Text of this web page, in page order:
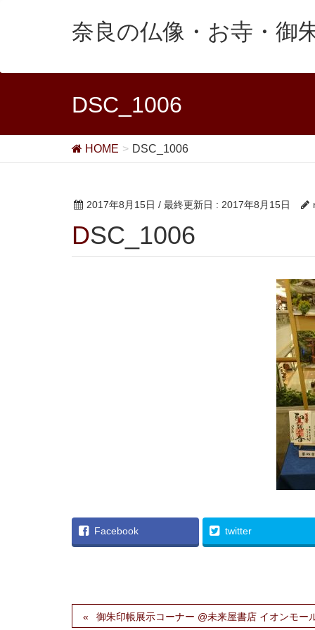
奈良の仏像・お寺・御
DSC_1006
HOME DSC_1006
2017年8月15日 / 最終更新日 : 2017年8月15日
DSC_1006
Facebook twitter
御朱印帳展示コーナー @未来屋書店 イオンモー